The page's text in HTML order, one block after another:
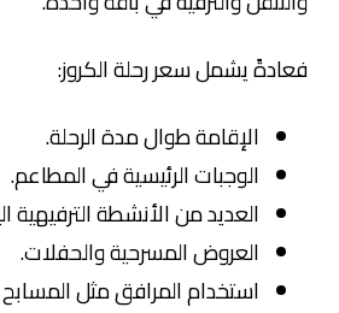
فعادةً يشمل سعر رحلة الكروز:
الإقامة طوال مدة الرحلة.
الوجبات الرئيسية في المطاعم.
العديد من الأنشطة الترفيهية
العروض المسرحية والحفلات.
استخدام المرافق مثل المسابح